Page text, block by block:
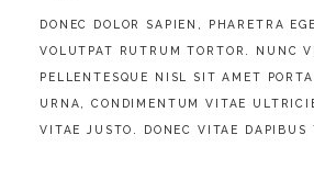
DONEC DOLOR SAPIEN, PHARETRA
VOLUTPAT RUTRUM TORTOR. NUNC
PELLENTESQUE NISL SIT AMET
URNA, CONDIMENTUM VITAE
VITAE JUSTO. DONEC VITAE DAPIBUS